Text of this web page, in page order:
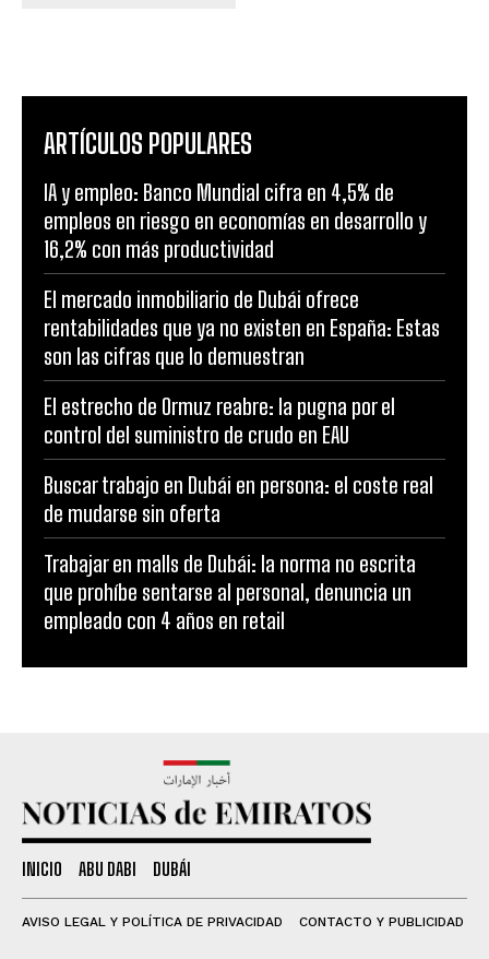
ARTÍCULOS POPULARES
IA y empleo: Banco Mundial cifra en 4,5% de
empleos en riesgo en economías en desarrollo y
16,2% con más productividad
El mercado inmobiliario de Dubái ofrece
rentabilidades que ya no existen en España: Estas
son las cifras que lo demuestran
El estrecho de Ormuz reabre: la pugna por el
control del suministro de crudo en EAU
Buscar trabajo en Dubái en persona: el coste real
de mudarse sin oferta
Trabajar en malls de Dubái: la norma no escrita
que prohíbe sentarse al personal, denuncia un
empleado con 4 años en retail
INICIO ABU DABI DUBÁI
AVISO LEGAL Y POLÍTICA DE PRIVACIDAD CONTACTO Y PUBLICIDAD